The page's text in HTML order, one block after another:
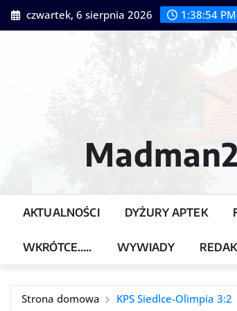
Przejdź
do
czwartek, 6 sierpnia 2026 1:38:56 PM
AKTUALNOŚCI DYŻURY APTEK
WKRÓTCE….. WYWIADY
Strona domowa KPS Siedlce-Olimpia 3:2